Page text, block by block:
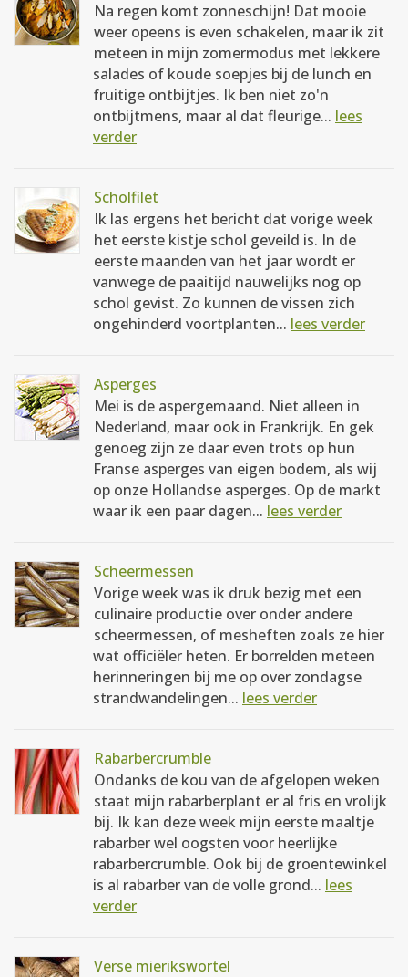
Na regen komt zonneschijn! Dat mooie
weer opeens is even schakelen, maar ik zit
meteen in mijn zomermodus met lekkere
salades of koude soepjes bij de lunch en
fruitige ontbijtjes. Ik ben niet zo'n
ontbijtmens, maar al dat fleurige... lees
verder
Scholfilet
Ik las ergens het bericht dat vorige week
het eerste kistje schol geveild is. In de
eerste maanden van het jaar wordt er
vanwege de paaitijd nauwelijks nog op
schol gevist. Zo kunnen de vissen zich
ongehinderd voortplanten... lees verder
Asperges
Mei is de aspergemaand. Niet alleen in
Nederland, maar ook in Frankrijk. En gek
genoeg zijn ze daar even trots op hun
Franse asperges van eigen bodem, als wij
op onze Hollandse asperges. Op de markt
waar ik een paar dagen... lees verder
Scheermessen
Vorige week was ik druk bezig met een
culinaire productie over onder andere
scheermessen, of mesheften zoals ze hier
wat officiëler heten. Er borrelden meteen
herinneringen bij me op over zondagse
strandwandelingen... lees verder
Rabarbercrumble
Ondanks de kou van de afgelopen weken
staat mijn rabarberplant er al fris en vrolijk
bij. Ik kan deze week mijn eerste maaltje
rabarber wel oogsten voor heerlijke
rabarbercrumble. Ook bij de groentewinkel
is al rabarber van de volle grond... lees
verder
Verse mierikswortel